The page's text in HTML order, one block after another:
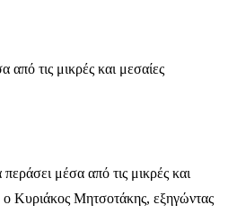
τις μικρές και μεσαίες
μέσα από τις μικρές και
ο Κυριάκος Μητσοτάκης, εξηγώντας